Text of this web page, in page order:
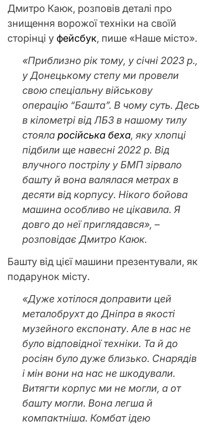
Дмитро Каюк, розповів деталі про
знищення ворожої техніки на своїй
сторінці у фейсбук, пише «Наше місто».
«Приблизно рік тому, у січні 2023 р.,
у Донецькому степу ми провели
свою спеціальну військову
операцію “Башта”. В чому суть. Десь
в кілометрі від ЛБЗ в нашому тилу
стояла російська беха, яку хлопці
підбили ще навесні 2022 р. Від
влучного пострілу у БМП зірвало
башту й вона валялася метрах в
десяти від корпусу. Нікого бойова
машина особливо не цікавила. Я
довго до неї приглядався», –
розповідає Дмитро Каюк.
Башту від цієї машини презентували, як
подарунок місту.
«Дуже хотілося доправити цей
металобрухт до Дніпра в якості
музейного експонату. Але в нас не
було відповідної техніки. Та й до
росіян було дуже близько. Снарядів
і мін вони на нас не шкодували.
Витягти корпус ми не могли, а от
башту могли. Вона легша й
компактніша. Комбат ідею